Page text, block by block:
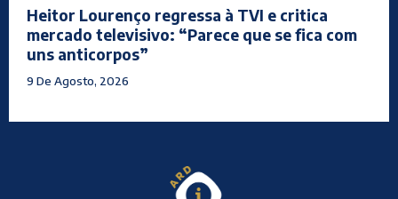
Heitor Lourenço regressa à TVI e critica
mercado televisivo: “Parece que se fica com
uns anticorpos”
9 De Agosto, 2026